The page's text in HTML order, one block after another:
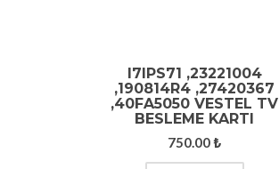
I7IPS71 ,23221004
,190814R4 ,27420367
,40FA5050 VESTEL TV
BESLEME KARTI
750.00₺